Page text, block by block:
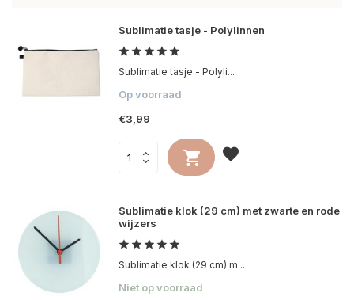
Sublimatie tasje - Polylinnen
Sublimatie tasje - Polyli...
Op voorraad
€3,99
Sublimatie klok (29 cm) met zwarte en rode
wijzers
Sublimatie klok (29 cm) m...
Niet op voorraad